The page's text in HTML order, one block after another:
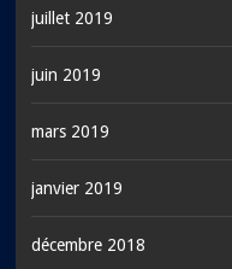
juillet 2019
juin 2019
mars 2019
janvier 2019
décembre 2018